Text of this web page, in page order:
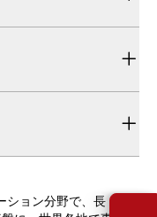
ション分野で、長